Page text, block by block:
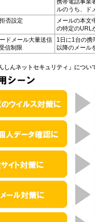
ルのうち、ド
否設定
メールの本文
の特定のURL
ドメール大量送信
信制限
1日に1台の携
以降のメール
しんネットセキュリティ」につい